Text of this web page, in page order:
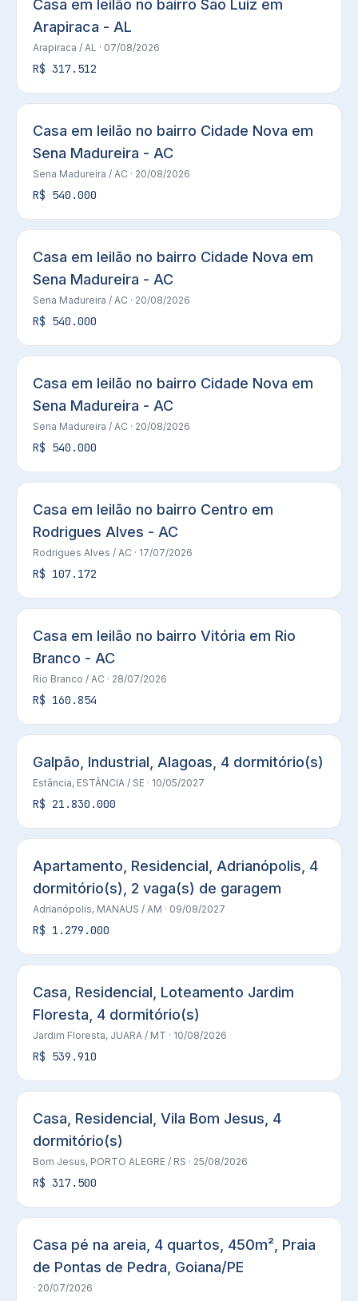
Casa em leilão no bairro Sao Luiz em
Arapiraca - AL
Arapiraca / AL · 07/08/2026
R$ 317.512
Casa em leilão no bairro Cidade Nova em
Sena Madureira - AC
Sena Madureira / AC · 20/08/2026
R$ 540.000
Casa em leilão no bairro Cidade Nova em
Sena Madureira - AC
Sena Madureira / AC · 20/08/2026
R$ 540.000
Casa em leilão no bairro Cidade Nova em
Sena Madureira - AC
Sena Madureira / AC · 20/08/2026
R$ 540.000
Casa em leilão no bairro Centro em
Rodrigues Alves - AC
Rodrigues Alves / AC · 17/07/2026
R$ 107.172
Casa em leilão no bairro Vitória em Rio
Branco - AC
Rio Branco / AC · 28/07/2026
R$ 160.854
Galpão, Industrial, Alagoas, 4 dormitório(s)
Estância, ESTÂNCIA / SE · 10/05/2027
R$ 21.830.000
Apartamento, Residencial, Adrianópolis, 4
dormitório(s), 2 vaga(s) de garagem
Adrianópolis, MANAUS / AM · 09/08/2027
R$ 1.279.000
Casa, Residencial, Loteamento Jardim
Floresta, 4 dormitório(s)
Jardim Floresta, JUARA / MT · 10/08/2026
R$ 539.910
Casa, Residencial, Vila Bom Jesus, 4
dormitório(s)
Bom Jesus, PORTO ALEGRE / RS · 25/08/2026
R$ 317.500
Casa pé na areia, 4 quartos, 450m², Praia
de Pontas de Pedra, Goiana/PE
· 20/07/2026